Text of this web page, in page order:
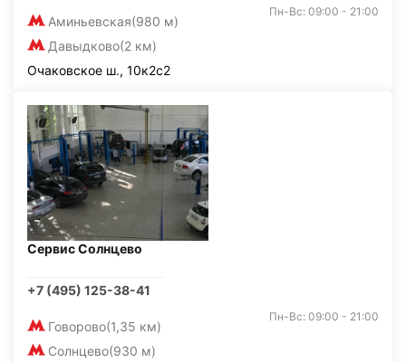
Аминьевская(980 м)
Давыдково(2 км)
Пн-Вс: 09:00 - 21:00
Очаковское ш., 10к2с2
Сервис Солнцево
+7 (495) 125-38-41
Говорово(1,35 км)
Солнцево(930 м)
Пн-Вс: 09:00 - 21:00